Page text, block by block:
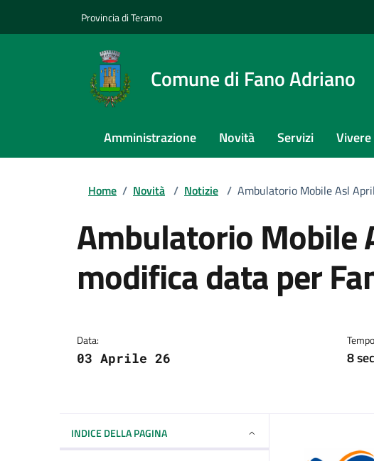
Provincia di Teramo
Comune di Fano Adriano
Amministrazione Novità Servizi
Home / Novità / Notizie / Ambulatorio Mobile Asl
Ambulatorio Mobile
modifica data per
Data:
03 Aprile 26 8
INDICE DELLA PAGINA